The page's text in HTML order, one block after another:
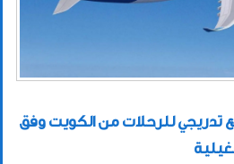
تدريجي للرحلات من الكويت وفق